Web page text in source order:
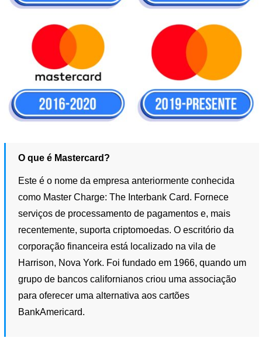
O que é Mastercard?
Este é o nome da empresa anteriormente conhecida
como Master Charge: The Interbank Card. Fornece
serviços de processamento de pagamentos e, mais
recentemente, suporta criptomoedas. O escritório da
corporação financeira está localizado na vila de
Harrison, Nova York. Foi fundado em 1966, quando um
grupo de bancos californianos criou uma associação
para oferecer uma alternativa aos cartões
BankAmericard.